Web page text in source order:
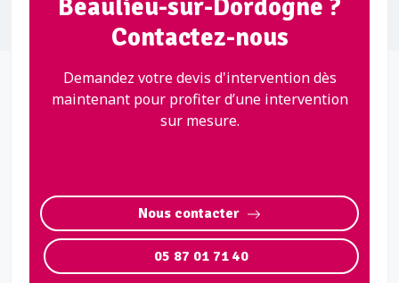
Beaulieu-sur-Dordogne ?
Contactez-nous
Demandez votre devis d'intervention dès
maintenant pour profiter d’une intervention
sur mesure.
Nous contacter
05 87 01 71 40